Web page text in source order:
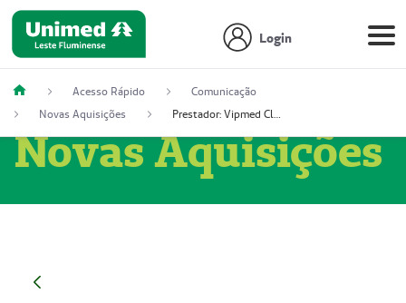
Login
Acesso Rápido
Comunicação
Novas Aquisições
Prestador: Vipmed Clínica Geral Ltda, 51004349-0 (Nome Fantasia: Policlínica Master)
Novas Aquisições